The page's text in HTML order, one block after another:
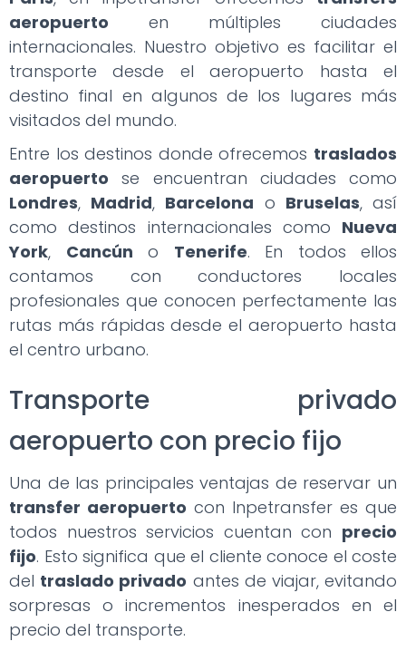
aeropuerto en múltiples ciudades
internacionales. Nuestro objetivo es facilitar el
transporte desde el aeropuerto hasta el
destino final en algunos de los lugares más
visitados del mundo.
Entre los destinos donde ofrecemos traslados
aeropuerto se encuentran ciudades como
Londres, Madrid, Barcelona o Bruselas, así
como destinos internacionales como Nueva
York, Cancún o Tenerife. En todos ellos
contamos con conductores locales
profesionales que conocen perfectamente las
rutas más rápidas desde el aeropuerto hasta
el centro urbano.
Transporte privado
aeropuerto con precio fijo
Una de las principales ventajas de reservar un
transfer aeropuerto con Inpetransfer es que
todos nuestros servicios cuentan con precio
fijo. Esto significa que el cliente conoce el coste
del traslado privado antes de viajar, evitando
sorpresas o incrementos inesperados en el
precio del transporte.